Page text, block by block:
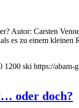
Autor: Carsten
es zu einem
1200 ski https://abam-
oder doch?